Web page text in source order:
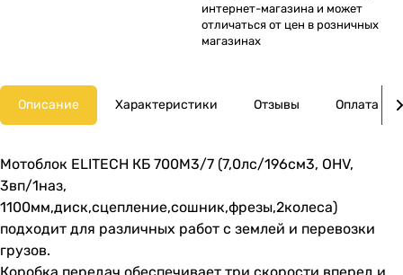
интернет-магазина и может
отличаться от цен в розничных
магазинах
Описание Характеристики Отзывы Оплата
Мотоблок ELITECH КБ 700М3/7 (7,0лс/196см3, OHV,
3вп/1наз,
1100мм,диск,сцепление,сошник,фрезы,2колеса)
подходит для различных работ с землей и перевозки
грузов.